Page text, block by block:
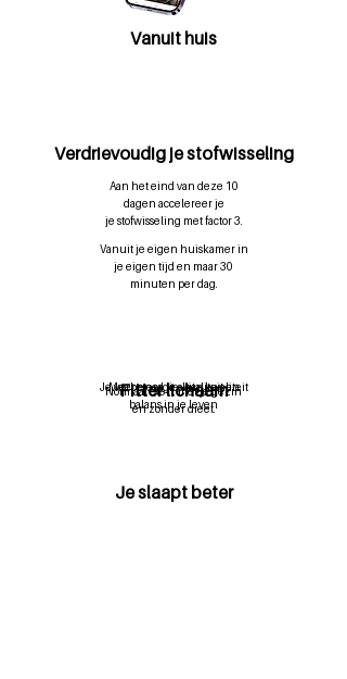
Vanuit huis
Verdrievoudig je stofwisseling
Aan het eind van deze 10
dagen accelereer je
je stofwisseling met factor 3.
Vanuit je eigen huiskamer in
je eigen tijd en maar 30
minuten per dag.
Normaal eten, met je gezin
en zonder dieet.
Je verbeterd je slaap kwaliteit
Meer energie, vitaliteit en
balans in je leven
Fitter lichaam
Je slaapt beter